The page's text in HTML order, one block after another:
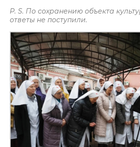
P. S. По сохранению объекта
ответы не поступили.